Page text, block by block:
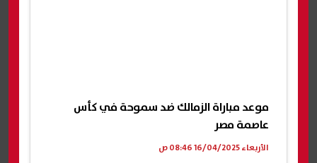
موعد مباراة الزمالك ضد سموحة في كأس
عاصمة مصر
الأربعاء 16/04/2025 08:46 ص